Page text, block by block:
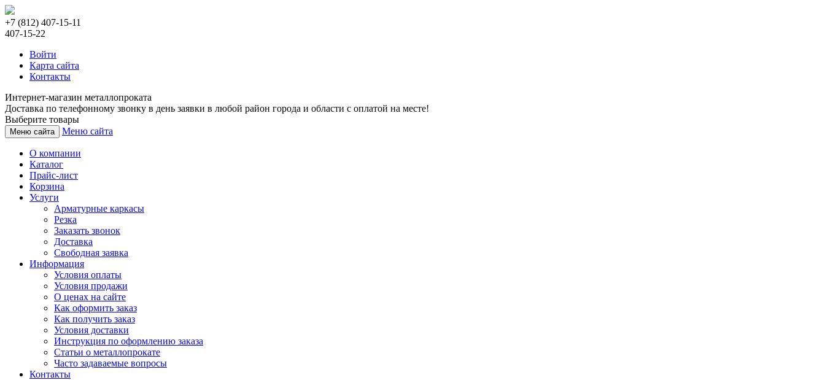
+7 (812) 407-15-11
407-15-22
Войти
Карта сайта
Контакты
Интернет-магазин металлопроката
Доставка по телефонному звонку в день заявки в любой район города и области с оплатой на месте!
Выберите товары
Меню сайта Меню сайта
О компании
Каталог
Прайс-лист
Корзина
Услуги
Арматурные каркасы
Резка
Заказать звонок
Доставка
Свободная заявка
Информация
Условия оплаты
Условия продажи
О ценах на сайте
Как оформить заказ
Как получить заказ
Условия доставки
Инструкция по оформлению заказа
Статьи о металлопрокате
Часто задаваемые вопросы
Контакты